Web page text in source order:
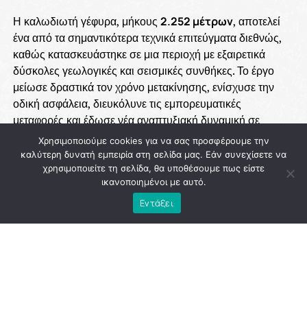
Η καλωδιωτή γέφυρα, μήκους 2.252 μέτρων, αποτελεί
ένα από τα σημαντικότερα τεχνικά επιτεύγματα διεθνώς,
καθώς κατασκευάστηκε σε μια περιοχή με εξαιρετικά
δύσκολες γεωλογικές και σεισμικές συνθήκες. Το έργο
μείωσε δραστικά τον χρόνο μετακίνησης, ενίσχυσε την
οδική ασφάλεια, διευκόλυνε τις εμπορευματικές
μεταφορές και έδωσε νέα αναπτυξιακή δυναμική σε
ολόκληρη τη Δυτική Ελλάδα.
Η ολοκλήρωση της γέφυρας συνδέθηκε με τη στρατηγική
των κυβερνήσεων τουΠΑΣΟΚγια την υλοποίηση
μεγάλων δημόσιων έργων που αναβάθμισαν τις
υποδομές της χώρας και δημιούργησαν τις προϋποθέσεις
Χρησιμοποιούμε cookies για να σας προσφέρουμε την
καλύτερη δυνατή εμπειρία στη σελίδα μας. Εάν συνεχίσετε να
χρησιμοποιείτε τη σελίδα, θα υποθέσουμε πως είστε
ικανοποιημένοι με αυτό.
Εντάξει